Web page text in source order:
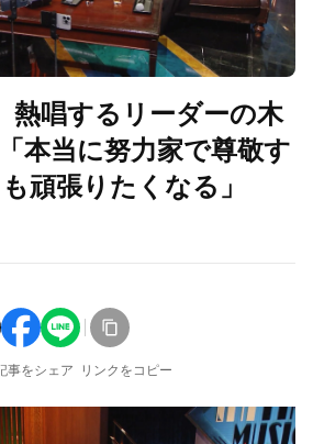
熱唱するリーダーの木
本当に努力家で尊敬す
頑張りたくなる」
事をシェア リンクをコピー